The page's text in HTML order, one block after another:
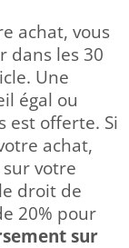
achat, vous
dans les 30
Une
égal ou
est offerte. Si
achat,
votre
droit de
20% pour
sur